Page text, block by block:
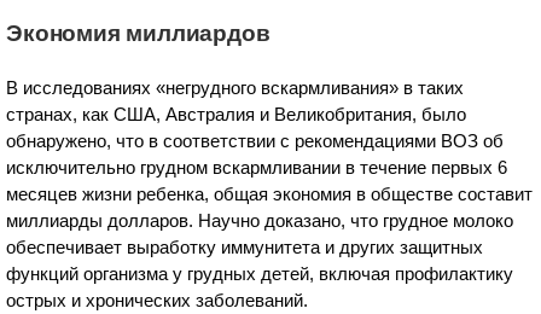
Экономия миллиардов
В исследованиях «негрудного вскармливания» в таких
странах, как США, Австралия и Великобритания, было
обнаружено, что в соответствии с рекомендациями ВОЗ об
исключительно грудном вскармливании в течение первых 6
месяцев жизни ребенка, общая экономия в обществе составит
миллиарды долларов. Научно доказано, что грудное молоко
обеспечивает выработку иммунитета и других защитных
функций организма у грудных детей, включая профилактику
острых и хронических заболеваний.